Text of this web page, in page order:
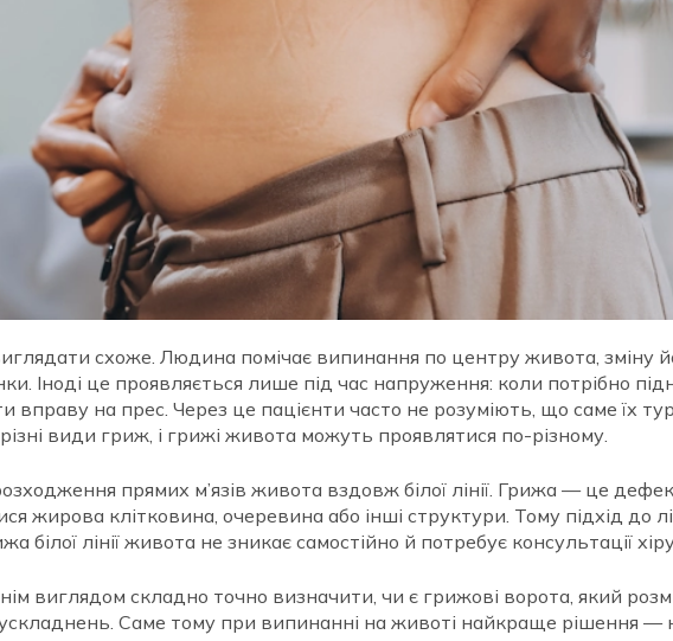
виглядати схоже. Людина помічає випинання по центру живота, зміну
Іноді це проявляється лише під час напруження: коли потрібно
на прес. Через це пацієнти часто не розуміють, що саме їх
види гриж, і грижі живота можуть проявлятися по-різному.
прямих м’язів живота вздовж білої лінії. Грижа — це
жирова клітковина, очеревина або інші структури. Тому підхід до
білої лінії живота не зникає самостійно й потребує консультації
виглядом складно точно визначити, чи є грижові ворота, який
ускладнень. Саме тому при випинанні на животі найкраще рішення